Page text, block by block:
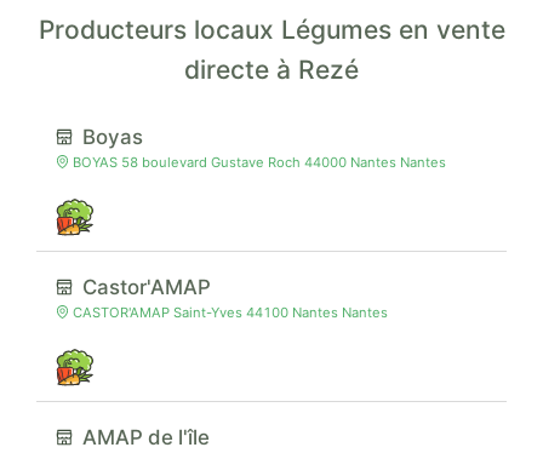
Producteurs locaux Légumes en vente
directe à Rezé
Boyas
BOYAS 58 boulevard Gustave Roch 44000 Nantes Nantes
Castor'AMAP
CASTOR'AMAP Saint-Yves 44100 Nantes Nantes
AMAP de l'île